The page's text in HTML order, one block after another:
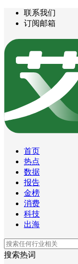
联系我们
订阅邮箱
首页
热点
数据
报告
金榜
消费
科技
出海
搜索热词